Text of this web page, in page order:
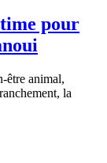
pour
être animal,
la